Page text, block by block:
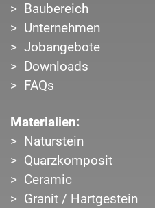
Baubereich
Unternehmen
Jobangebote
Downloads
FAQs
Materialien:
Naturstein
Quarzkomposit
Ceramic
Granit / Hartgestein